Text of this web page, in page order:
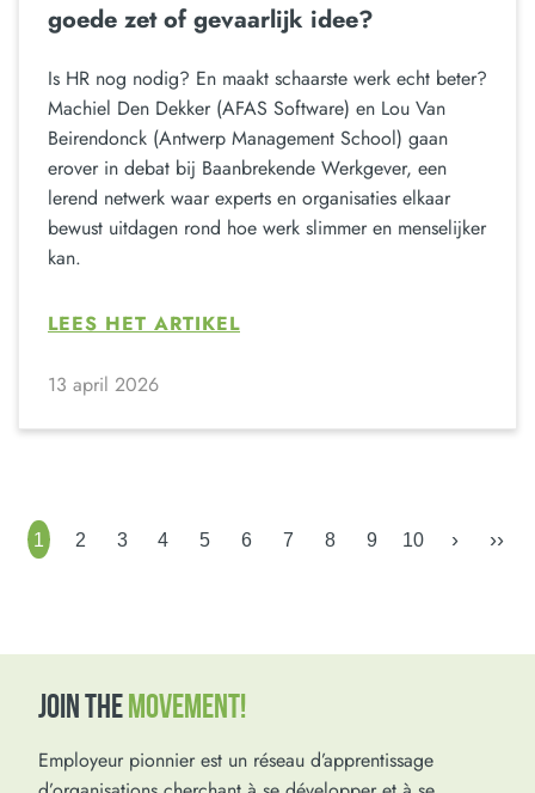
goede zet of gevaarlijk idee?
Is HR nog nodig? En maakt schaarste werk echt beter?
Machiel Den Dekker (AFAS Software) en Lou Van
Beirendonck (Antwerp Management School) gaan
erover in debat bij Baanbrekende Werkgever, een
lerend netwerk waar experts en organisaties elkaar
bewust uitdagen rond hoe werk slimmer en menselijker
kan.
LEES HET ARTIKEL
13 april 2026
1 2 3 4 5 6 7 8 9 10 › ››
JOIN THEMOVEMENT!
Employeur pionnier est un réseau d’apprentissage